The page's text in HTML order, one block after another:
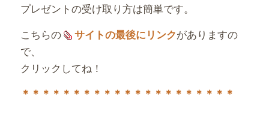
プレゼントの受け取り方は簡単です。
こちらの
サイトの最後にリンクがありますの
で、
クリックしてね！
＊＊＊＊＊＊＊＊＊＊＊＊＊＊＊＊＊＊＊＊＊